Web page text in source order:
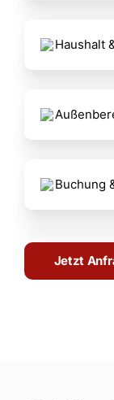
‍Haushalt
Buchung
Jetzt